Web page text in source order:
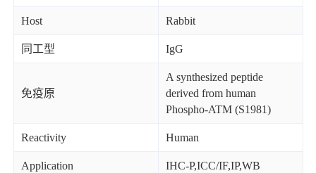
Host Rabbit
同工型 IgG
免疫原
A synthesized peptide
derived from human
Phospho-ATM (S1981)
Reactivity Human
Application IHC-P,ICC/IF,IP,WB